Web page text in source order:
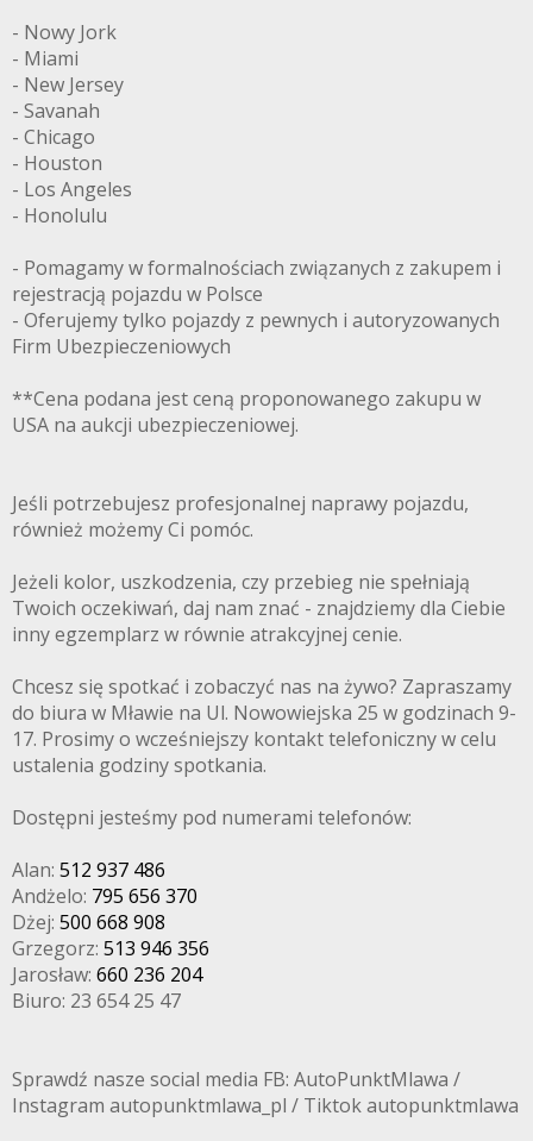
- Nowy Jork
- Miami
- New Jersey
- Savanah
- Chicago
- Houston
- Los Angeles
- Honolulu
- Pomagamy w formalnościach związanych z zakupem i
rejestracją pojazdu w Polsce
- Oferujemy tylko pojazdy z pewnych i autoryzowanych
Firm Ubezpieczeniowych
**Cena podana jest ceną proponowanego zakupu w
USA na aukcji ubezpieczeniowej.
Jeśli potrzebujesz profesjonalnej naprawy pojazdu,
również możemy Ci pomóc.
Jeżeli kolor, uszkodzenia, czy przebieg nie spełniają
Twoich oczekiwań, daj nam znać - znajdziemy dla Ciebie
inny egzemplarz w równie atrakcyjnej cenie.
Chcesz się spotkać i zobaczyć nas na żywo? Zapraszamy
do biura w Mławie na Ul. Nowowiejska 25 w godzinach 9-
17. Prosimy o wcześniejszy kontakt telefoniczny w celu
ustalenia godziny spotkania.
Dostępni jesteśmy pod numerami telefonów:
Alan: 512 937 486
Andżelo: 795 656 370
Dżej: 500 668 908
Grzegorz: 513 946 356
Jarosław: 660 236 204
Biuro: 23 654 25 47
Sprawdź nasze social media FB: AutoPunktMlawa /
Instagram autopunktmlawa_pl / Tiktok autopunktmlawa